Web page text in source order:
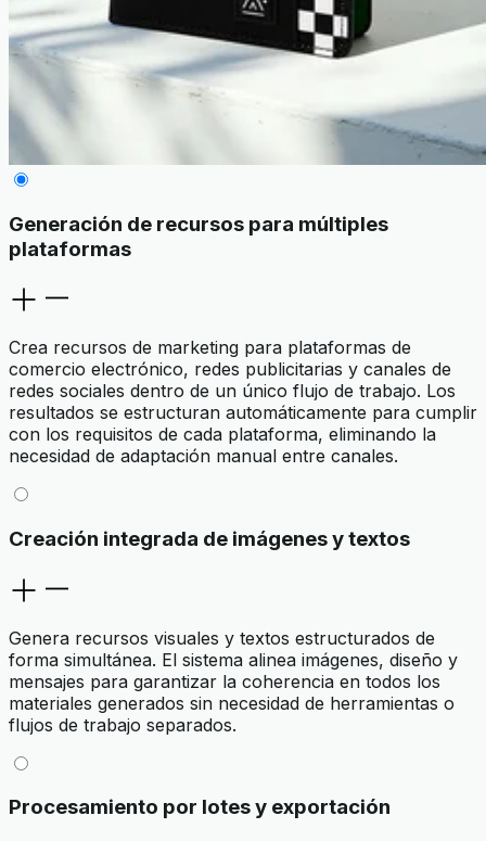
Generación de recursos para múltiples
plataformas
Crea recursos de marketing para plataformas de
comercio electrónico, redes publicitarias y canales de
redes sociales dentro de un único flujo de trabajo. Los
resultados se estructuran automáticamente para cumplir
con los requisitos de cada plataforma, eliminando la
necesidad de adaptación manual entre canales.
Creación integrada de imágenes y textos
Genera recursos visuales y textos estructurados de
forma simultánea. El sistema alinea imágenes, diseño y
mensajes para garantizar la coherencia en todos los
materiales generados sin necesidad de herramientas o
flujos de trabajo separados.
Procesamiento por lotes y exportación